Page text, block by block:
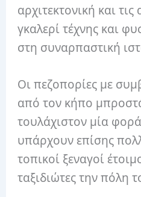
αρχιτεκτονική και
γκαλερί τέχνης και
στη συναρπαστική
Οι πεζοπορίες με
από τον κήπο
τουλάχιστον μία
υπάρχουν επίσης
τοπικοί ξεναγοί
ταξιδιώτες την πόλη